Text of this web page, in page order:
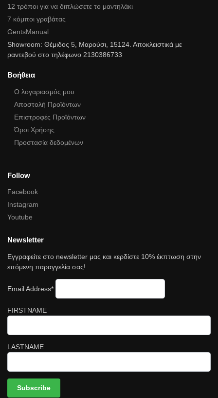
12 τρόποι για να διπλώσετε το μαντηλάκι
7 κόμποι γραβάτας
GentsManual
Showroom: Θέμιδος 5, Μαρούσι, 15124. Αποκλειστικά με
ραντεβού στο τηλέφωνο 2130386733
Βοήθεια
Ο λογαριασμός μου
Αποστολή Προϊόντων
Επιστροφές Προϊόντων
Όροι Χρήσης
Προστασία δεδομένων
Follow
Facebook
Instagram
Youtube
Newsletter
Εγγραφείτε στο newsletter μας και κερδίστε 10% έκπτωση στην
επόμενη παραγγελία σας!
Email Address*
FIRSTNAME
LASTNAME